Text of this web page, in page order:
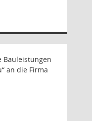
Bauleistungen
an die Firma